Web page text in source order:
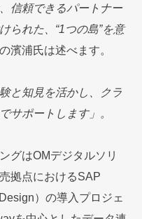
信頼できるパートナー
られた、“1つの島”を意
濱浦氏は述べます。
と知見を活かし、クラ
サポートします」。
グはOMデジタルソリ
拠点におけるSAP
）の導入プロジェ